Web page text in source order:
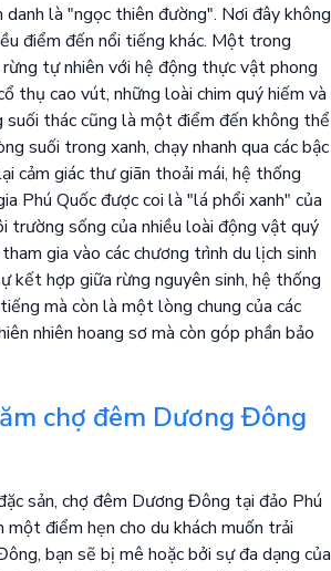
là "ngọc thiên đường". Nơi đây không
điểm đến nổi tiếng khác. Một trong
tự nhiên với hệ động thực vật phong
thụ cao vút, những loài chim quý hiếm và
suối thác cũng là một điểm đến không thể
suối trong xanh, chạy nhanh qua các bậc
cảm giác thư giãn thoải mái, hệ thống
Phú Quốc được coi là "lá phổi xanh" của
trường sống của nhiều loài động vật quý
gia vào các chương trình du lịch sinh
kết hợp giữa rừng nguyên sinh, hệ thống
mà còn là một lòng chung của các
nhiên hoang sơ mà còn góp phần bảo
chợ đêm Dương Đông
sản, chợ đêm Dương Đông tại đảo Phú
điểm hẹn cho du khách muốn trải
bạn sẽ bị mê hoặc bởi sự đa dạng của